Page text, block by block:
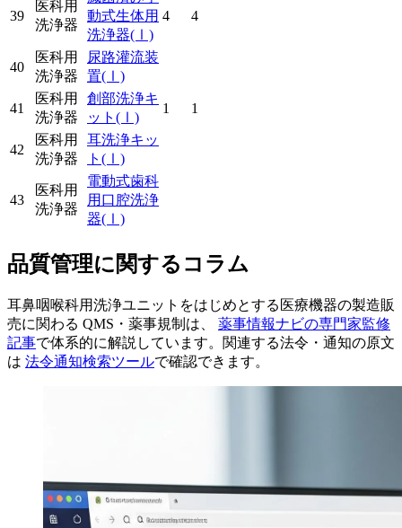
39
医科用
洗浄器
動式生体用
洗浄器(Ⅰ)
4 4
40
医科用
洗浄器
尿路灌流装
置(Ⅰ)
41
医科用
洗浄器
創部洗浄キ
ット (Ⅰ)
1 1
42
医科用
洗浄器
耳洗浄キッ
ト (Ⅰ)
43
医科用
洗浄器
電動式歯科
用口腔洗浄
器(Ⅰ)
品質管理に関するコラム
耳鼻咽喉科用洗浄ユニットをはじめとする医療機器の製造販
売に関わる QMS・薬事規制は、 薬事情報ナビの専門家監修
記事で体系的に解説しています。関連する法令・通知の原文
は 法令通知検索ツールで確認できます。